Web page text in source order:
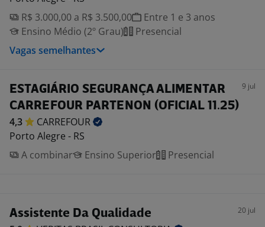
R$ 3.000,00 a R$ 3.500,00
Entre 1 e 3 anos
Ensino Médio (2º Grau)
Presencial
Vagas semelhantes
ESTAGIÁRIO SEGURANÇA ALIMENTAR
CARREFOUR PARTENON (OFICIAL 11.25)
9 jul
4,3
CARREFOUR
Porto Alegre - RS
A combinar
Ensino Superior Presencial
Assistente Da Qualidade 20 jul